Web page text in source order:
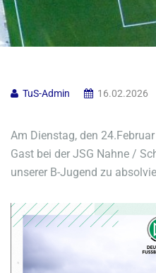
TuS-Admin 16.02.2026
Am Dienstag, den
Gast bei der JSG Nahne /
unserer B-Jugend zu